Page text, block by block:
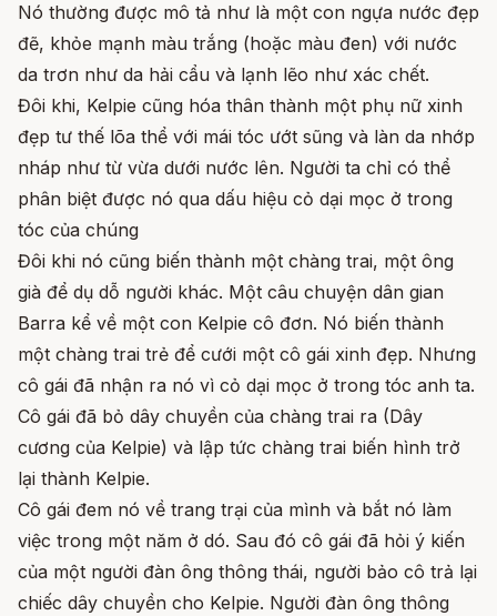
Nó thường được mô tả như là một con ngựa nước đẹp
đẽ, khỏe mạnh màu trắng (hoặc màu đen) với nước
da trơn như da hải cẩu và lạnh lẽo như xác chết.
Đôi khi, Kelpie cũng hóa thân thành một phụ nữ xinh
đẹp tư thế lõa thể với mái tóc ướt sũng và làn da nhớp
nháp như từ vừa dưới nước lên. Người ta chỉ có thể
phân biệt được nó qua dấu hiệu cỏ dại mọc ở trong
tóc của chúng
Đôi khi nó cũng biến thành một chàng trai, một ông
già để dụ dỗ người khác. Một câu chuyện dân gian
Barra kể về một con Kelpie cô đơn. Nó biến thành
một chàng trai trẻ để cưới một cô gái xinh đẹp. Nhưng
cô gái đã nhận ra nó vì cỏ dại mọc ở trong tóc anh ta.
Cô gái đã bỏ dây chuyền của chàng trai ra (Dây
cương của Kelpie) và lập tức chàng trai biến hình trở
lại thành Kelpie.
Cô gái đem nó về trang trại của mình và bắt nó làm
việc trong một năm ở dó. Sau đó cô gái đã hỏi ý kiến
của một người đàn ông thông thái, người bảo cô trả lại
chiếc dây chuyền cho Kelpie. Người đàn ông thông